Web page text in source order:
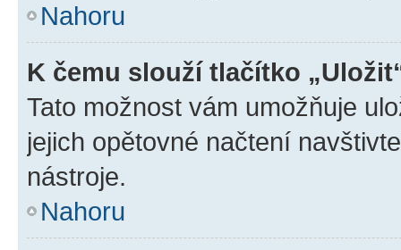
Nahoru
K čemu slouží tlačítko
Tato možnost vám umožňuje
jejich opětovné načtení
nástroje.
Nahoru